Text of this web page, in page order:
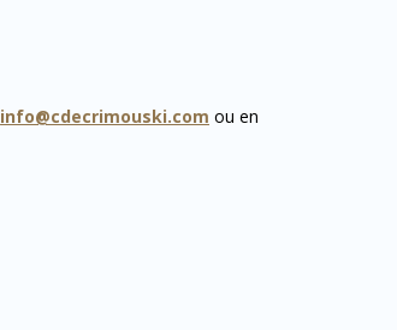
info@cdecrimouski.com ou en